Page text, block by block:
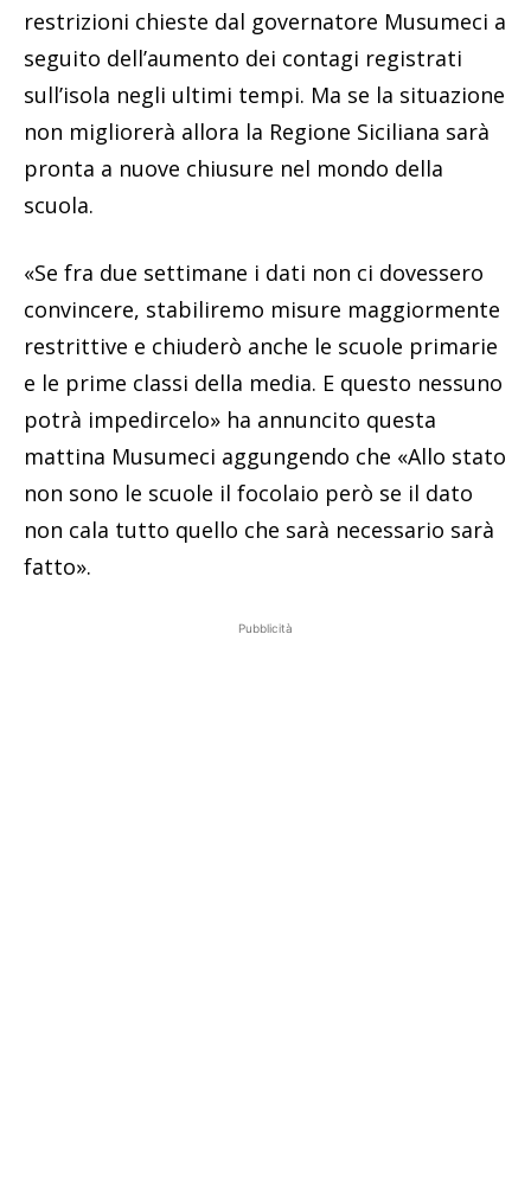
restrizioni chieste dal governatore Musumeci a
seguito dell’aumento dei contagi registrati
sull’isola negli ultimi tempi. Ma se la situazione
non migliorerà allora la Regione Siciliana sarà
pronta a nuove chiusure nel mondo della
scuola.
«Se fra due settimane i dati non ci dovessero
convincere, stabiliremo misure maggiormente
restrittive e chiuderò anche le scuole primarie
e le prime classi della media. E questo nessuno
potrà impedircelo» ha annuncito questa
mattina Musumeci aggungendo che «Allo stato
non sono le scuole il focolaio però se il dato
non cala tutto quello che sarà necessario sarà
fatto».
Pubblicità